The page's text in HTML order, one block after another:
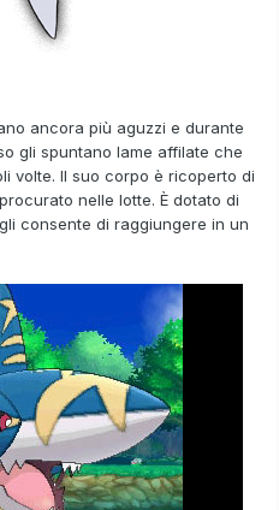
ancora più aguzzi e durante
gli spuntano lame affilate che
volte. Il suo corpo è ricoperto di
nelle lotte. È dotato di
consente di raggiungere in un